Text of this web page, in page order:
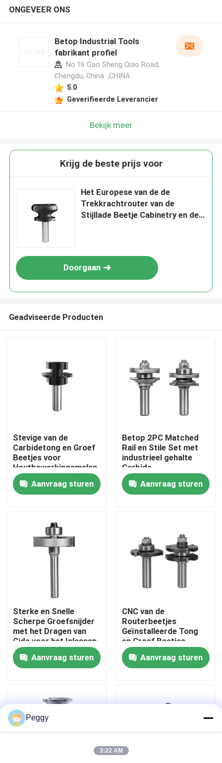
Huis
Ongeveer ons
Fabrieksreis
Kwaliteitscontrole
Contacteer ons
Verzoek om een Citaat
Recht Routerbeetje
Het Beetje van de profielrouter
Gezamenlijke freesbit
ONGEVEER ONS
Betop Industrial Tools
fabrikant profiel
No.16 Gao Sheng Qiao Road,
Chengdu, China. ,CHINA
5.0
Geverifieerde Leverancier
Bekijk meer
Krijg de beste prijs voor
Het Europese van de de
Trekkrachtrouter van de
Stijllade Beetje Cabinetry en de
Doorgaan
Geadviseerde Producten
Stevige van de
Carbidetong en Groef
Beetjes voor
Houtbewerkingsmalen
met Routerlijst
Aanvraag sturen
Betop 2PC Matched
Rail en Stile Set met
industrieel gehalte
Carbide
Aanvraag sturen
Sterke en Snelle
Scherpe Groefsnijder
met het Dragen van
Gids voor het Inlassen
van Triplex
Aanvraag sturen
CNC van de
Routerbeetjes
Geïnstalleerde Tong
en Groef Beetjes
Aanvraag sturen
Peggy
3:22 AM